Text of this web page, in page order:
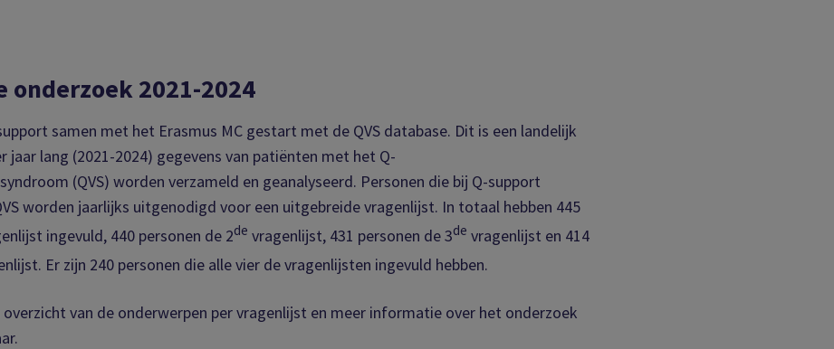
onderzoek 2021-2024
samen met het Erasmus MC gestart met de QVS database. Dit is een landelijk
jaar lang (2021-2024) gegevens van patiënten met het Q-
(QVS) worden verzameld en geanalyseerd. Personen die bij Q-support
worden jaarlijks uitgenodigd voor een uitgebreide vragenlijst. In totaal hebben 445
ingevuld, 440 personen de 2de vragenlijst, 431 personen de 3de vragenlijst en 414
Er zijn 240 personen die alle vier de vragenlijsten ingevuld hebben.
van de onderwerpen per vragenlijst en meer informatie over het onderzoek